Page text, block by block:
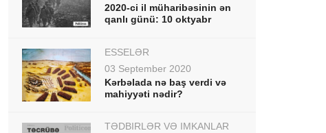
2020-ci il müharibəsinin ən
qanlı günü: 10 oktyabr
ESSELƏR
03 September 2020
Kərbəlada nə baş verdi və
mahiyyəti nədir?
TƏDBİRLƏR VƏ İMKANLAR